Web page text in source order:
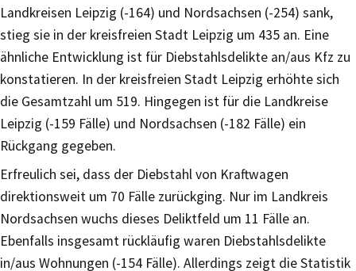
Landkreisen Leipzig (-164) und Nordsachsen (-254) sank,
stieg sie in der kreisfreien Stadt Leipzig um 435 an. Eine
ähnliche Entwicklung ist für Diebstahlsdelikte an/aus Kfz zu
konstatieren. In der kreisfreien Stadt Leipzig erhöhte sich
die Gesamtzahl um 519. Hingegen ist für die Landkreise
Leipzig (-159 Fälle) und Nordsachsen (-182 Fälle) ein
Rückgang gegeben.
Erfreulich sei, dass der Diebstahl von Kraftwagen
direktionsweit um 70 Fälle zurückging. Nur im Landkreis
Nordsachsen wuchs dieses Deliktfeld um 11 Fälle an.
Ebenfalls insgesamt rückläufig waren Diebstahlsdelikte
in/aus Wohnungen (-154 Fälle). Allerdings zeigt die Statistik